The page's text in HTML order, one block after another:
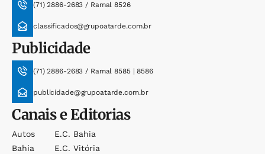
(71) 2886-2683 / Ramal 8526
classificados@grupoatarde.com.br
Publicidade
(71) 2886-2683 / Ramal 8585 | 8586
publicidade@grupoatarde.com.br
Canais e Editorias
Autos
Bahia
E.c. Bahia
E.c. Vitória